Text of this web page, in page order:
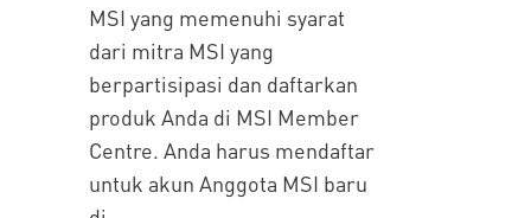
MSI yang memenuhi syarat
dari mitra MSI yang
berpartisipasi dan daftarkan
produk Anda di MSI Member
Centre. Anda harus mendaftar
untuk akun Anggota MSI baru